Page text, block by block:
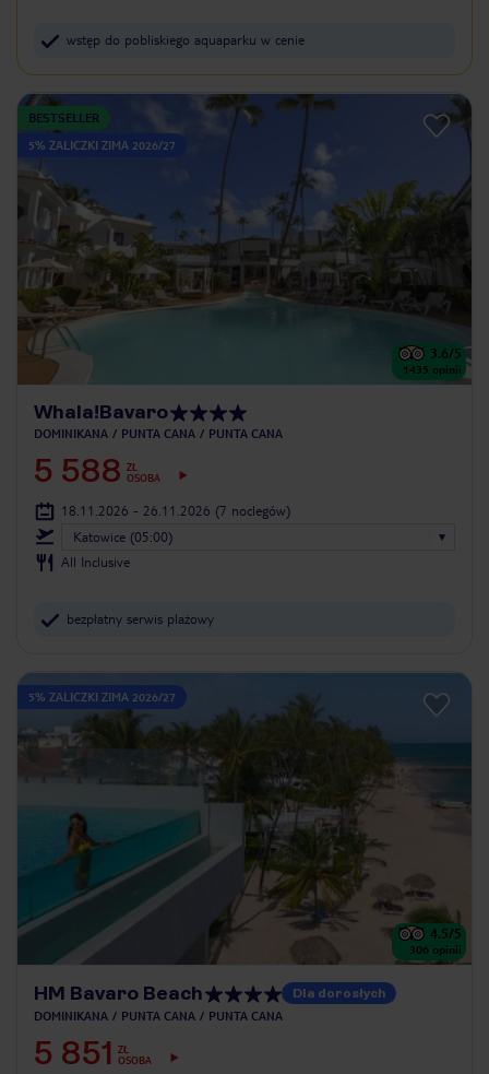
wstęp do pobliskiego aquaparku w cenie
BESTSELLER
5% ZALICZKI ZIMA 2026/27
3.6/5
1435 opinii
Whala!Bavaro
DOMINIKANA PUNTA CANA PUNTA CANA
5 588 ZŁ
OSOBA
18.11.2026 - 26.11.2026 (7 noclegów)
Katowice (05:00)
All Inclusive
bezpłatny serwis plażowy
5% ZALICZKI ZIMA 2026/27
4.5/5
306 opinii
HM Bavaro Beach Dla dorosłych
DOMINIKANA PUNTA CANA PUNTA CANA
5 851
ZŁ
OSOBA